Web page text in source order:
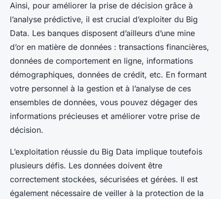
Ainsi, pour améliorer la prise de décision grâce à
l’analyse prédictive, il est crucial d’exploiter du Big
Data. Les banques disposent d’ailleurs d’une mine
d’or en matière de données : transactions financières,
données de comportement en ligne, informations
démographiques, données de crédit, etc. En formant
votre personnel à la gestion et à l’analyse de ces
ensembles de données, vous pouvez dégager des
informations précieuses et améliorer votre prise de
décision.
L’exploitation réussie du Big Data implique toutefois
plusieurs défis. Les données doivent être
correctement stockées, sécurisées et gérées. Il est
également nécessaire de veiller à la protection de la